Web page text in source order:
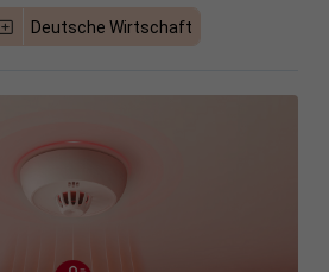
Deutsche Wirtschaft